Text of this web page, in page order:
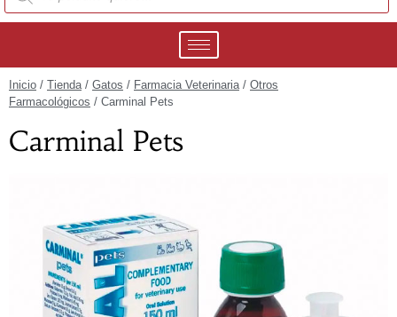
Inicio / Tienda/ Gatos / Farmacia Veterinaria/ Otros
Farmacológicos / Carminal Pets
Carminal Pets